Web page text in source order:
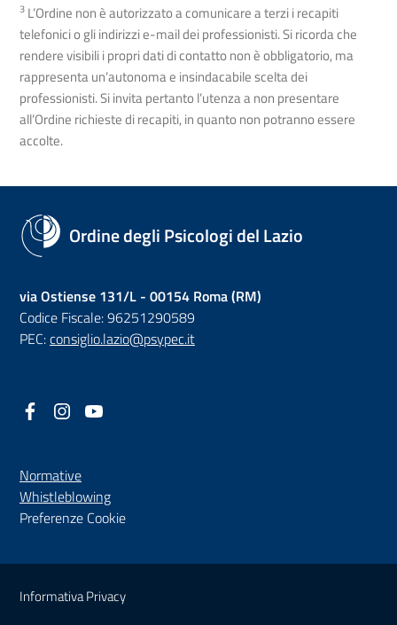
3 L’Ordine non è autorizzato a comunicare a terzi i recapiti
telefonici o gli indirizzi e-mail dei professionisti. Si ricorda che
rendere visibili i propri dati di contatto non è obbligatorio, ma
rappresenta un’autonoma e insindacabile scelta dei
professionisti. Si invita pertanto l’utenza a non presentare
all’Ordine richieste di recapiti, in quanto non potranno essere
accolte.
Ordine degli Psicologi del Lazio
via Ostiense 131/L - 00154 Roma (RM)
Codice Fiscale: 96251290589
PEC:consiglio.lazio@psypec.it
Facebook
(nuova scheda - new tab)
Instagram
(nuova scheda - new tab)
Normative
Whistleblowing(nuova scheda - new tab)
Preferenze Cookie
Sezione Link Utili
Informativa Privacy